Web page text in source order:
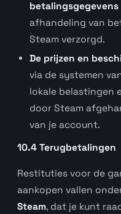
afhandeling van
Steam verzorgd.
De prijzen en
via de systemen
lokale belastingen
door Steam
van je account.
10.4 Terugbetalingen
Restituties voor de
aankopen vallen
Steam, dat je kunt